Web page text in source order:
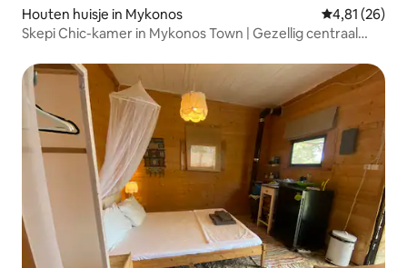
Houten huisje in Mykonos Gemiddelde
4,81 (26)
Skepi Chic-kamer in Mykonos Town | Gezellig centraal